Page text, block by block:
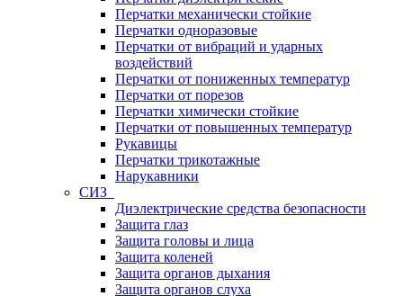
Перчатки механически стойкие
Перчатки одноразовые
Перчатки от вибраций и ударных
воздействий
Перчатки от пониженных температур
Перчатки от порезов
Перчатки химически стойкие
Перчатки от повышенных температур
Рукавицы
Перчатки трикотажные
Нарукавники
СИЗ
Диэлектрические средства безопасности
Защита глаз
Защита головы и лица
Защита коленей
Защита органов дыхания
Защита органов слуха